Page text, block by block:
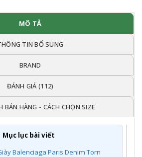
MÔ TẢ
TIN BỔ SUNG
BRAND
ĐÁNH GIÁ (112)
BÁN HÀNG - CÁCH CHỌN SIZE
Mục lục bài viết
Balenciaga Paris Denim Torn